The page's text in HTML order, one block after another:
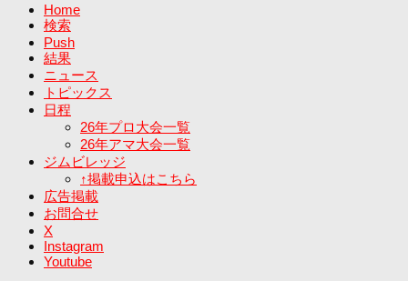
Home
検索
Push
結果
ニュース
トピックス
日程
26年プロ大会一覧
26年アマ大会一覧
ジムビレッジ
↑掲載申込はこちら
広告掲載
お問合せ
X
Instagram
Youtube